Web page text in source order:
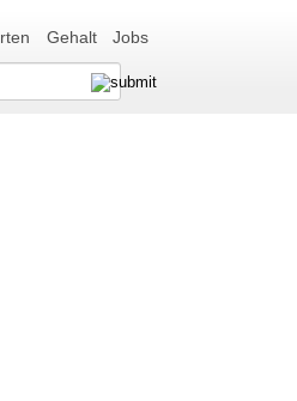
Gehalt Jobs